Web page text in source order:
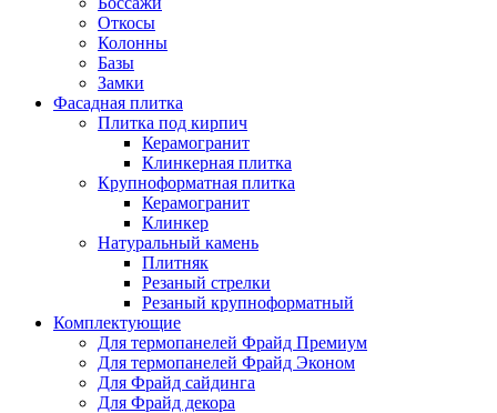
Откосы
Колонны
Базы
Замки
Фасадная плитка
Плитка под кирпич
Керамогранит
Клинкерная плитка
Крупноформатная плитка
Керамогранит
Клинкер
Натуральный камень
Плитняк
Резаный стрелки
Резаный крупноформатный
Комплектующие
Для термопанелей Фрайд Премиум
Для термопанелей Фрайд Эконом
Для Фрайд сайдинга
Для Фрайд декора